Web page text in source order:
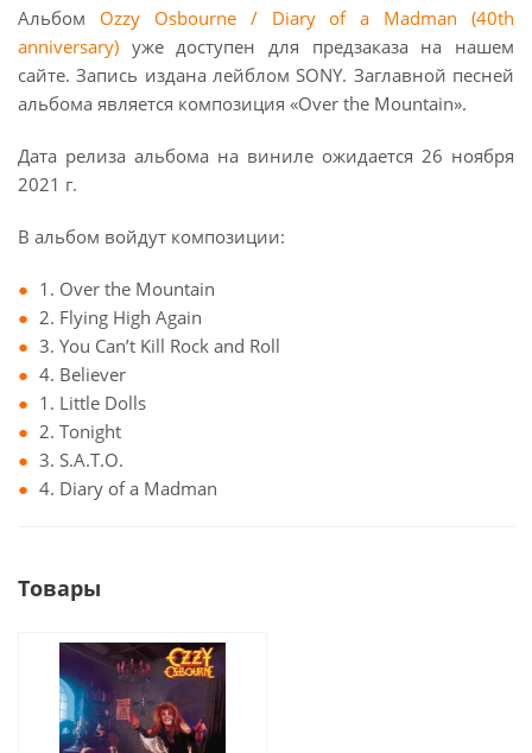
Альбом Ozzy Osbourne / Diary of a Madman (40th
anniversary) уже доступен для предзаказа на нашем
сайте. Запись издана лейблом SONY. Заглавной песней
альбома является композиция «Over the Mountain».
Дата релиза альбома на виниле ожидается 26 ноября
2021 г.
В альбом войдут композиции:
1. Over the Mountain
2. Flying High Again
3. You Can’t Kill Rock and Roll
4. Believer
1. Little Dolls
2. Tonight
3. S.A.T.O.
4. Diary of a Madman
Товары